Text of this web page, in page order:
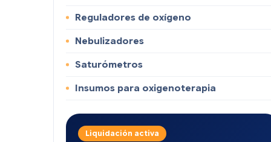
Reguladores de oxígeno
Nebulizadores
Saturómetros
Insumos para oxigenoterapia
Liquidación activa